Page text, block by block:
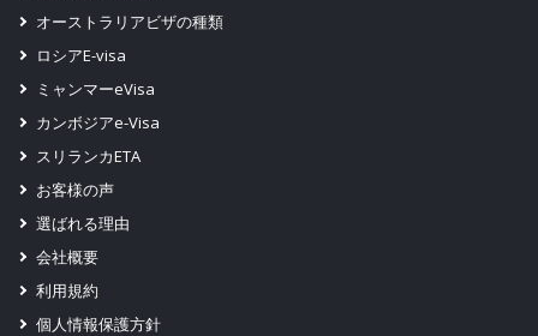
オーストラリアビザの種類
ロシアE-visa
ミャンマーeVisa
カンボジアe-Visa
スリランカETA
お客様の声
選ばれる理由
会社概要
利用規約
個人情報保護方針